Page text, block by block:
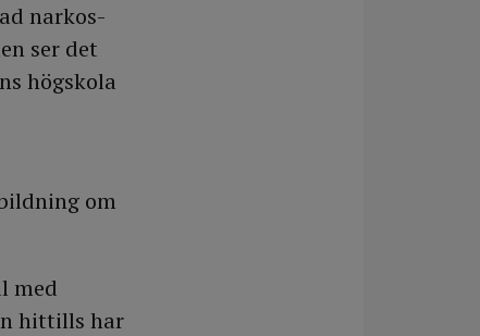
narkos-
ser det
högskola
om
med
hittills har